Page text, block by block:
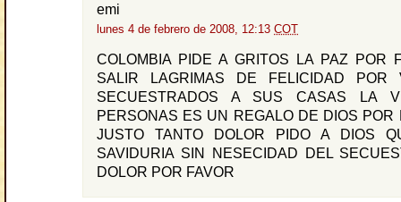
emi
lunes 4 de febrero de 2008, 12:13 COT
COLOMBIA PIDE A GRITOS LA PAZ POR
SALIR LAGRIMAS DE FELICIDAD POR
SECUESTRADOS A SUS CASAS LA
PERSONAS ES UN REGALO DE DIOS POR
JUSTO TANTO DOLOR PIDO A DIOS
SAVIDURIA SIN NESECIDAD DEL
DOLOR POR FAVOR